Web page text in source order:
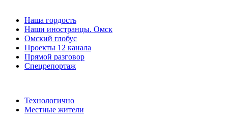
Наша гордость
Наши иностранцы. Омск
Омский глобус
Проекты 12 канала
Прямой разговор
Спецрепортаж
Технологично
Местные жители